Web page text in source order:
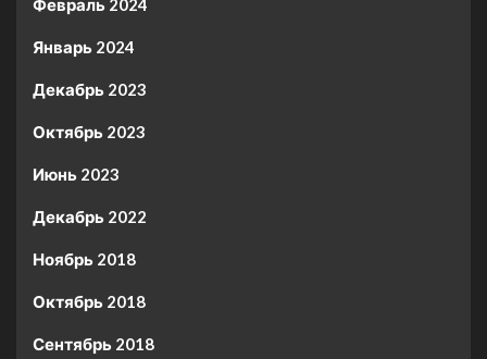
Февраль 2024
Январь 2024
Декабрь 2023
Октябрь 2023
Июнь 2023
Декабрь 2022
Ноябрь 2018
Октябрь 2018
Сентябрь 2018